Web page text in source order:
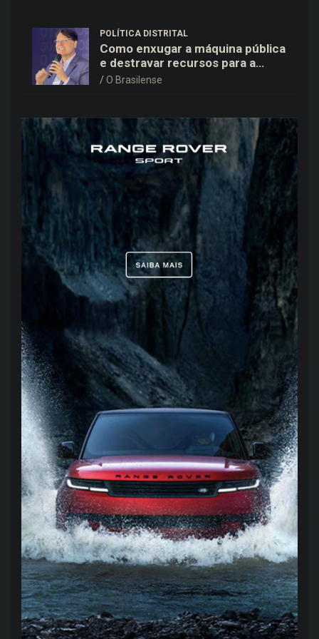
POLÍTICA DISTRITAL
Como enxugar a máquina pública
e destravar recursos para a
saúde e educação no DF
O Brasilense